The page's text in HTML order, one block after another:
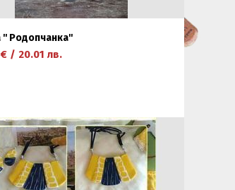
'' Родопчанка''
€ / 20.01 лв.
повече